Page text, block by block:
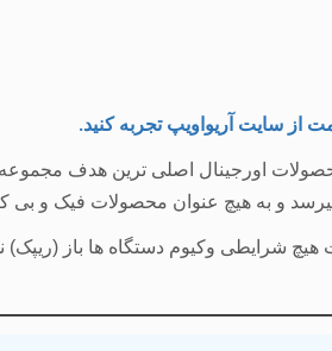
از سایت آریواویپ تجربه کنید.
اورجینال اصلی ترین هدف مجموعه
و به هیچ عنوان محصولات فیک و بی
هیچ شرایطی وکیوم دستگاه ها باز